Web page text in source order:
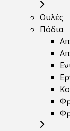
Ουλές
Πόδια